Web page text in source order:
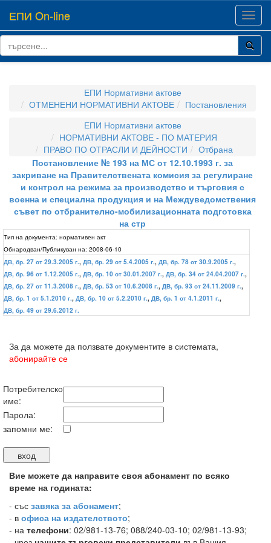
ЕПИ On-line
ЕПИ Нормативни актове
ОТМЕНЕНИ НОРМАТИВНИ АКТОВЕ
Постановления
ЕПИ Нормативни актове
НОРМАТИВНИ АКТОВЕ - ПО МАТЕРИЯ
ПРАВО ПО ОТРАСЛИ И ДЕЙНОСТИ
Отбрана
Постановление № 193 на МС от 12.10.1993 г. за
закриване на Правителствената комисия за регулиране
и контрол на режима за производство и търговия с
военна и специална продукция и на Междуведомствения
съвет по отбранително-мобилизационната подготовка
на стр
Тип на документа: нормативен акт
Обнародван/Публикуван на: 2008-06-10
ДВ, бр. 27 от 29.3.2005 г., ДВ, бр. 29 от 5.4.2005 г., ДВ, бр. 78 от 30.9.2005 г.,
ДВ, бр. 96 от 1.12.2005 г., ДВ, бр. 10 от 30.01.2007 г., ДВ, бр. 34 от 24.04.2007 г.,
ДВ, бр. 27 от 11.3.2008 г., ДВ, бр. 53 от 10.6.2008 г., ДВ, бр. 93 от 24.11.2009 г.,
ДВ, бр. 1 от 5.1.2010 г., ДВ, бр. 10 от 5.2.2010 г., ДВ, бр. 1 от 4.1.2011 г.,
ДВ, бр. 49 от 29.6.2012 г.
За да можете да ползвате документите в системата,
абонирайте се
Потребителско
име:
Парола:
запомни ме:
Вие можете да направите своя абонамент по всяко
време на годината:
- със завяка за абонамент;
- в офиса на издателството;
- на телефони: 02/981-13-76; 088/240-03-10; 02/981-13-93;